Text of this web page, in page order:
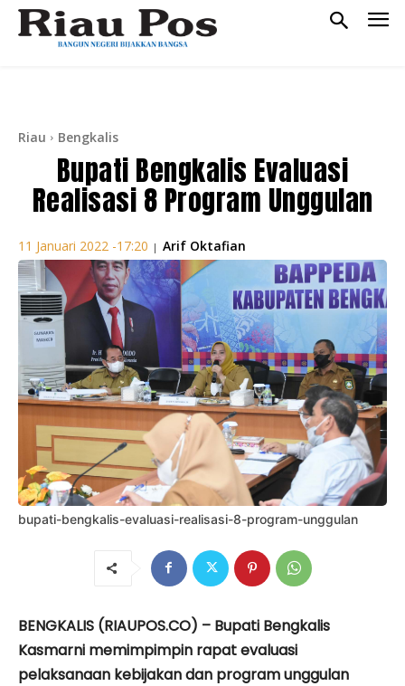
Riau Bengkalis
Bupati Bengkalis Evaluasi
Realisasi 8 Program Unggulan
11 Januari 2022 -17:20 | Arif Oktafian
bupati-bengkalis-evaluasi-realisasi-8-program-unggulan
BENGKALIS (RIAUPOS.CO) – Bupati Bengkalis
Kasmarni memimpimpin rapat evaluasi
pelaksanaan kebijakan dan program unggulan